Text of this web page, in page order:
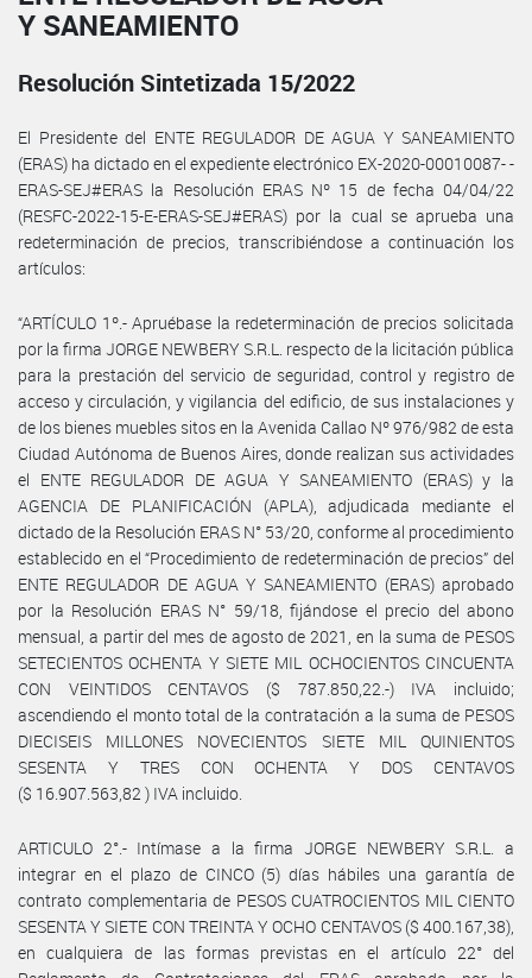
Y SANEAMIENTO
Resolución Sintetizada 15/2022
El Presidente del ENTE REGULADOR DE AGUA Y SANEAMIENTO
(ERAS) ha dictado en el expediente electrónico EX-2020-00010087- -
ERAS-SEJ#ERAS la Resolución ERAS Nº 15 de fecha 04/04/22
(RESFC-2022-15-E-ERAS-SEJ#ERAS) por la cual se aprueba una
redeterminación de precios, transcribiéndose a continuación los
artículos:
“ARTÍCULO 1º.- Apruébase la redeterminación de precios solicitada
por la firma JORGE NEWBERY S.R.L. respecto de la licitación pública
para la prestación del servicio de seguridad, control y registro de
acceso y circulación, y vigilancia del edificio, de sus instalaciones y
de los bienes muebles sitos en la Avenida Callao Nº 976/982 de esta
Ciudad Autónoma de Buenos Aires, donde realizan sus actividades
el ENTE REGULADOR DE AGUA Y SANEAMIENTO (ERAS) y la
AGENCIA DE PLANIFICACIÓN (APLA), adjudicada mediante el
dictado de la Resolución ERAS N° 53/20, conforme al procedimiento
establecido en el “Procedimiento de redeterminación de precios” del
ENTE REGULADOR DE AGUA Y SANEAMIENTO (ERAS) aprobado
por la Resolución ERAS N° 59/18, fijándose el precio del abono
mensual, a partir del mes de agosto de 2021, en la suma de PESOS
SETECIENTOS OCHENTA Y SIETE MIL OCHOCIENTOS CINCUENTA
CON VEINTIDOS CENTAVOS ($ 787.850,22.-) IVA incluido;
ascendiendo el monto total de la contratación a la suma de PESOS
DIECISEIS MILLONES NOVECIENTOS SIETE MIL QUINIENTOS
SESENTA Y TRES CON OCHENTA Y DOS CENTAVOS
($ 16.907.563,82 ) IVA incluido.
ARTICULO 2°.- Intímase a la firma JORGE NEWBERY S.R.L. a
integrar en el plazo de CINCO (5) días hábiles una garantía de
contrato complementaria de PESOS CUATROCIENTOS MIL CIENTO
SESENTA Y SIETE CON TREINTA Y OCHO CENTAVOS ($ 400.167,38),
en cualquiera de las formas previstas en el artículo 22° del